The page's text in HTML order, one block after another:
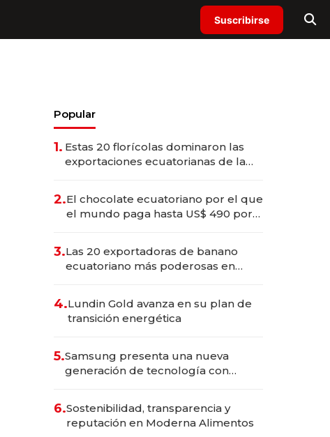
Suscribirse
Popular
1. Estas 20 florícolas dominaron las
exportaciones ecuatorianas de la
2.El chocolate ecuatoriano por el que
el mundo paga hasta US$ 490 por
3.Las 20 exportadoras de banano
ecuatoriano más poderosas en
4.Lundin Gold avanza en su plan de
transición energética
5.Samsung presenta una nueva
generación de tecnología con
6.Sostenibilidad, transparencia y
reputación en Moderna Alimentos